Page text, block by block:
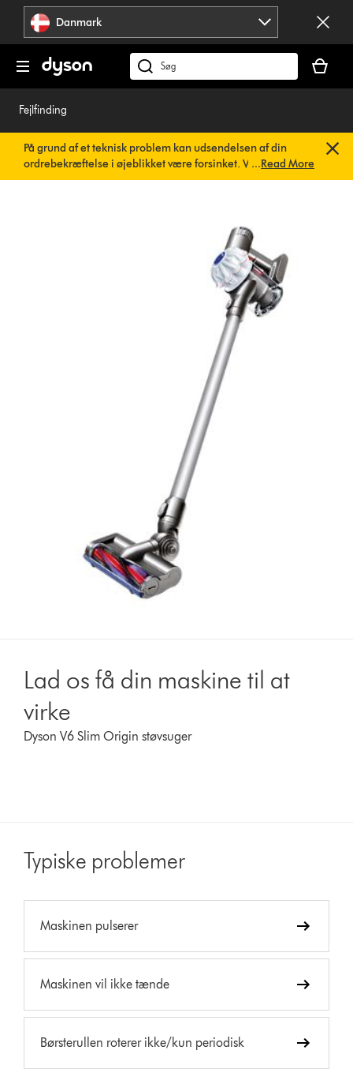
Spring
navigation
Danmark
Søg
på
er
tom
Fejlfinding
På grund af et teknisk problem kan udsendelsen af din
ordrebekræftelse i øjeblikket være forsinket. Vi arbejder
allerede på en hurtig løsning.Du behøver ikke at foretage
...Read More
Lad os få din maskine til at
virke
Dyson V6 Slim Origin støvsuger
Typiske problemer
Maskinen pulserer
Maskinen vil ikke tænde
Børsterullen roterer ikke/kun periodisk